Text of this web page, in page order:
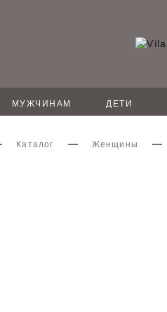
МУЖЧИНАМ ДЕТИ
Каталог Женщины